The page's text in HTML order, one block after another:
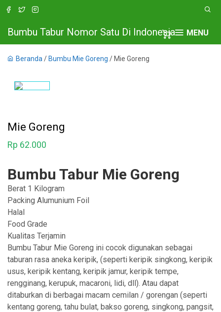
MENU
Bumbu Tabur Nomor Satu Di Indonesia
Beranda / Bumbu Mie Goreng / Mie Goreng
Mie Goreng
Rp 62.000
Bumbu Tabur Mie Goreng
Berat 1 Kilogram
Packing Alumunium Foil
Halal
Food Grade
Kualitas Terjamin
Bumbu Tabur Mie Goreng ini cocok digunakan sebagai
taburan rasa aneka keripik, (seperti keripik singkong, keripik
usus, keripik kentang, keripik jamur, keripik tempe,
rengginang, kerupuk, macaroni, lidi, dll). Atau dapat
ditaburkan di berbagai macam cemilan / gorengan (seperti
kentang goreng, tahu bulat, bakso goreng, singkong, pangsit,